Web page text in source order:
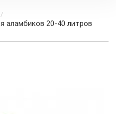
аламбиков 20-40 литров